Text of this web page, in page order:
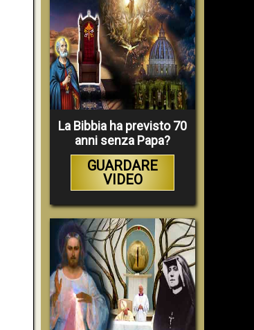
La Bibbia ha previsto 70
anni senza Papa?
GUARDARE
VIDEO